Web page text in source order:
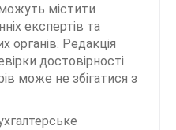
містити
експертів та
органів. Редакція
достовірності
може не збігатися з